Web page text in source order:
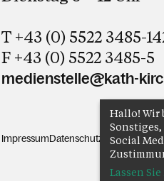
T +43 (0) 5522 3485-
F +43 (0) 5522 3485-5
medienstelle@kath-
ImpressumDatenschutz Anmelden
Hallo! Wir
Social
Lassen